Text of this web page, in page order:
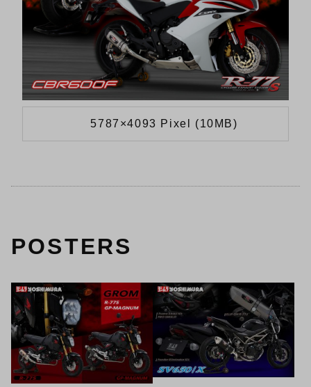
5787×4093 Pixel (10MB)
POSTERS